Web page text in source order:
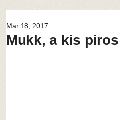
Mukk, a kis
Mar 18, 2017